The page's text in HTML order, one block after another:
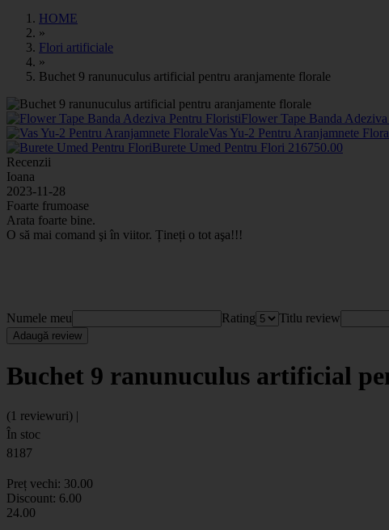
HOME
»
Flori artificiale
»
Buchet 9 ranunuculus artificial pentru aranjamente florale
Flower Tape Banda
Vas Yu-2 Pentru Aranjamnete
Burete Umed Pentru Flori 216750.00
Recenzii
Ioana
2023-11-28
Foarte frumoase
Arata foarte bine.
O să mai comand şi în viitor. Țineți o tot aşa!!!
Numele meu Rating Titlu review
Adaugă review
Buchet 9 ranunuculus artificial
(1 reviewuri) |
În stoc
8187
Preț vechi: 30.00
Discount: 6.00
24.00